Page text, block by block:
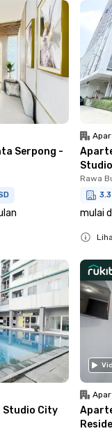
Serpong -
Rawa
mulai
Studio City